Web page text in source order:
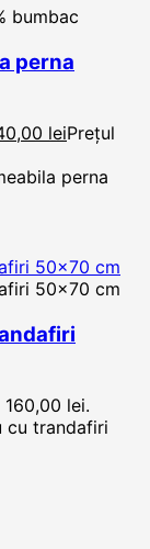
perna
leiPrețul
perna
lei.
cu trandafiri